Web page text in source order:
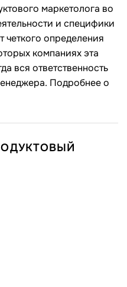
маркетолога во
и специфики
четкого определения
компаниях эта
вся ответственность
Подробнее о